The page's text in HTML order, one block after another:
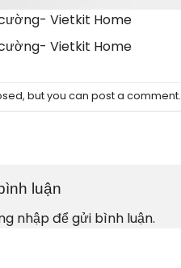
Vietkit Home
Vietkit Home
but you can post a comment.
luận
nhậpđể gửi bình luận.